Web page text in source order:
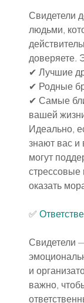
Свидетели
людьми,
доверяете.
✔ Лучшие
✔ Родные
✔ Самые
вашей
Идеально,
знают вас и
могут
оказать
✅
Свидетели
и
важно,